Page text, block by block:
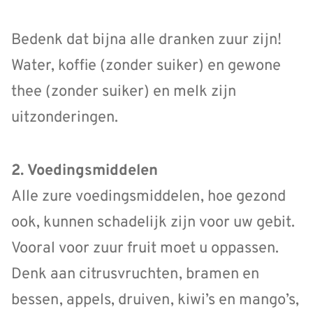
Bedenk dat bijna alle dranken zuur zijn!
Water, koffie (zonder suiker) en gewone
thee (zonder suiker) en melk zijn
uitzonderingen.
2. Voedingsmiddelen
Alle zure voedingsmiddelen, hoe gezond
ook, kunnen schadelijk zijn voor uw gebit.
Vooral voor zuur fruit moet u oppassen.
Denk aan citrusvruchten, bramen en
bessen, appels, druiven, kiwi’s en mango’s,